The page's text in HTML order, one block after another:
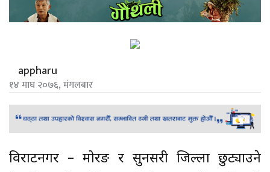
appharu
१४ माघ २०७६, मंगलबार
विराटनगर – मोरङ र सुनसरी जिल्ला छुट्याउने